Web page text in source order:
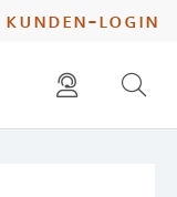
kunden-login